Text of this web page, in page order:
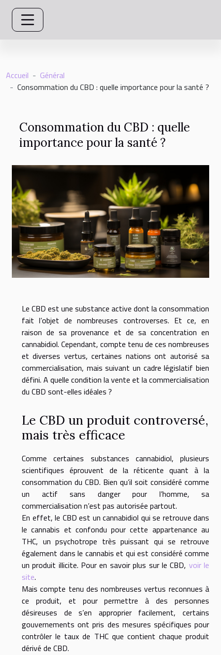
Accueil
Général
Consommation du CBD : quelle importance pour la santé ?
Consommation du CBD : quelle
importance pour la santé ?
Le CBD est une substance active dont la consommation
fait l’objet de nombreuses controverses. Et ce, en
raison de sa provenance et de sa concentration en
cannabidiol. Cependant, compte tenu de ces nombreuses
et diverses vertus, certaines nations ont autorisé sa
commercialisation, mais suivant un cadre législatif bien
défini. A quelle condition la vente et la commercialisation
du CBD sont-elles idéales ?
Le CBD un produit controversé,
mais très efficace
Comme certaines substances cannabidiol, plusieurs
scientifiques éprouvent de la réticente quant à la
consommation du CBD. Bien qu’il soit considéré comme
un actif sans danger pour l’homme, sa
commercialisation n’est pas autorisée partout.
En effet, le CBD est un cannabidiol qui se retrouve dans
le cannabis et confondu pour cette appartenance au
THC, un psychotrope très puissant qui se retrouve
également dans le cannabis et qui est considéré comme
un produit illicite. Pour en savoir plus sur le CBD, voir le
site.
Mais compte tenu des nombreuses vertus reconnues à
ce produit, et pour permettre à des personnes
désireuses de s’en approprier facilement, certains
gouvernements ont pris des mesures spécifiques pour
contrôler le taux de THC que contient chaque produit
dérivé de CBD.